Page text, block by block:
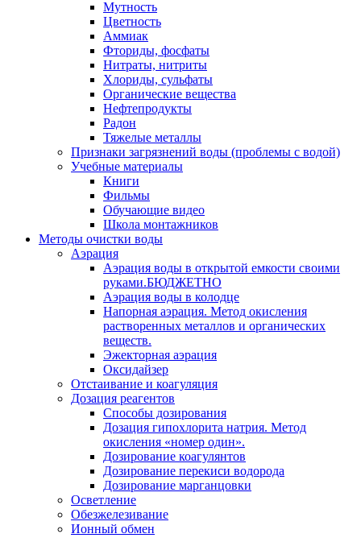
Мутность
Цветность
Аммиак
Фториды, фосфаты
Нитраты, нитриты
Хлориды, сульфаты
Органические вещества
Нефтепродукты
Радон
Тяжелые металлы
Признаки загрязнений воды (проблемы с водой)
Учебные материалы
Книги
Фильмы
Обучающие видео
Школа монтажников
Методы очистки воды
Аэрация
Аэрация воды в открытой емкости своими
руками.БЮДЖЕТНО
Аэрация воды в колодце
Напорная аэрация. Метод окисления
растворенных металлов и органических
веществ.
Эжекторная аэрация
Оксидайзер
Отстаивание и коагуляция
Дозация реагентов
Способы дозирования
Дозация гипохлорита натрия. Метод
окисления «номер один».
Дозирование коагулянтов
Дозирование перекиси водорода
Дозирование марганцовки
Осветление
Обезжелезивание
Ионный обмен